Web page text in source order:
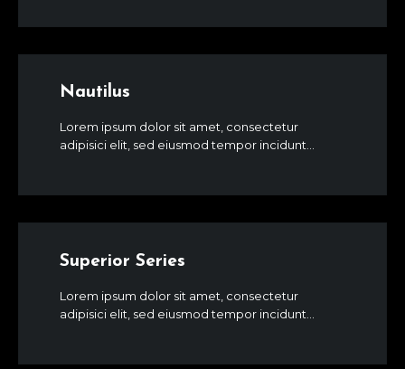
Nautilus
Lorem ipsum dolor sit amet, consectetur
adipisici elit, sed eiusmod tempor incidunt...
Superior Series
Lorem ipsum dolor sit amet, consectetur
adipisici elit, sed eiusmod tempor incidunt...